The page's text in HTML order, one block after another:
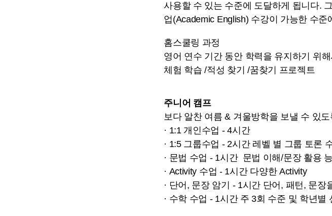
사용할 수 있는 수준에 도달하게 됩니다.
업(Academic English) 수강이 가능한 수
홈스쿨링 과정
영어 연수 기간 동안 학력을 유지하기 위
체험 학습 /적성 찾기 /꿈찾기 프로젝트
주니어 캠프
보다 알찬 여름 & 겨울방학을 보낼 수 있
· 1:1 개인수업 - 4시간
· 1:5 그룹수업 - 2시간 레벨 별 그룹 토론
· 문법 수업 - 1시간 문법 이해/문장 활용
· Activity 수업 - 1시간 다양한 Activity
· 단어, 문장 암기 - 1시간 단어, 패턴, 문
· 수학 수업 - 1시간 주 3회 수준 및 학년별